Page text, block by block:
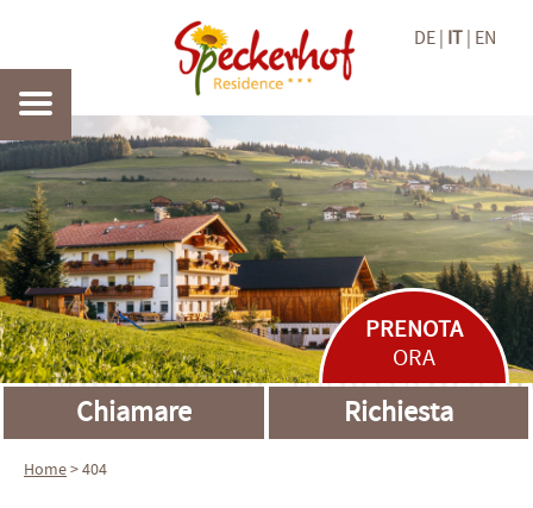
DE IT EN
PRENOTA
ORA
Chiamare Richiesta
Home> 404